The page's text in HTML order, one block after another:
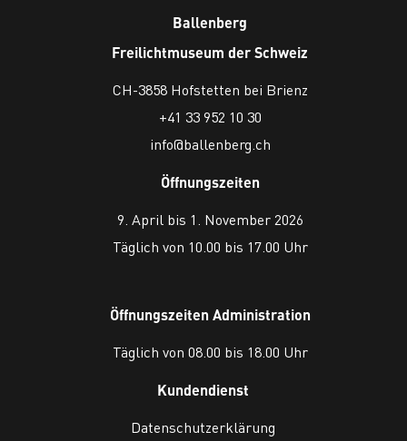
Ballenberg
Freilichtmuseum der Schweiz
CH-3858 Hofstetten bei Brienz
+41 33 952 10 30
info@ballenberg.ch
Öffnungszeiten
9. April bis 1. November 2026
Täglich von 10.00 bis 17.00 Uhr
Öffnungszeiten Administration
Täglich von 08.00 bis 18.00 Uhr
Kundendienst
Datenschutzerklärung